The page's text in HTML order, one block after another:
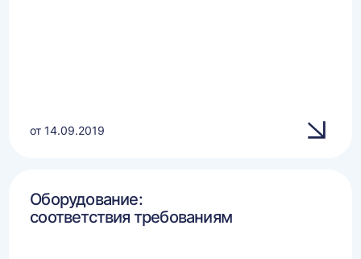
от 14.09.2019
Оборудование:
соответствия требованиям